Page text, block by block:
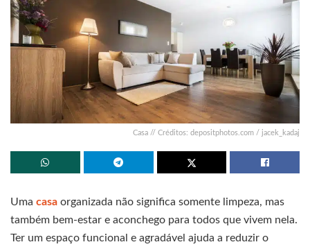
Casa // Créditos: depositphotos.com / jacek_kadaj
Uma casa organizada não significa somente limpeza, mas
também bem-estar e aconchego para todos que vivem nela.
Ter um espaço funcional e agradável ajuda a reduzir o